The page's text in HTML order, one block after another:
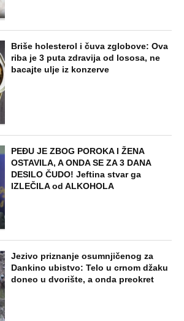
Briše holesterol i čuva zglobove: Ova
riba je 3 puta zdravija od lososa, ne
bacajte ulje iz konzerve
PEĐU JE ZBOG POROKA I ŽENA
OSTAVILA, A ONDA SE ZA 3 DANA
DESILO ČUDO! Jeftina stvar ga
IZLEČILA od ALKOHOLA
Jezivo priznanje osumnjičenog za
Dankino ubistvo: Telo u crnom džaku
doneo u dvorište, a onda preokret